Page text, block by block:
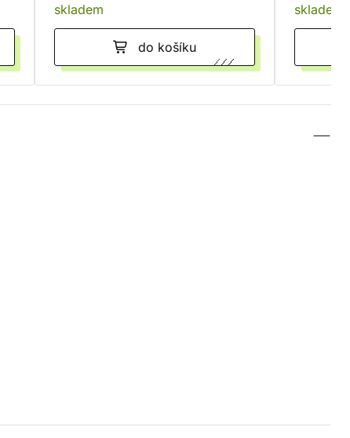
skladem
do košíku
skladem